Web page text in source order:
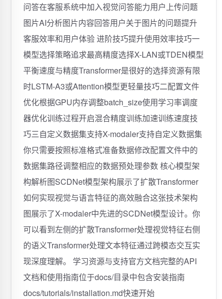
问答在客服系统中加入视觉问答能力用户上传问题
图片AI分析图片内容回答用户关于图片的问题提升
客服效率和用户体验 进阶技巧提升使用效率技巧一
模型选择策略追求最高精度选择X-LAN或TDEN模型
平衡速度与精度Transformer是很好的选择资源有限
时LSTM-A3或Attention模型更轻量技巧二配置文件
优化根据GPU内存调整batch_size使用学习率调度
器优化训练过程开启混合精度训练加速训练速度技
巧三自定义数据集支持X-modaler支持自定义数据集
你只需要按照标准格式准备数据修改配置文件中的
数据集路径调整相应的数据预处理参数️ 核心模型架
构解析图SCDNet模型架构展示了扩散Transformer
如何实现视觉与语言特征的高效融合这张技术架构
图展示了X-modaler中先进的SCDNet模型设计。你
可以看到左侧的扩散Transformer处理视觉特征右侧
的语义Transformer处理文本特征通过跨模态交互实
现深度理解。 学习资源与支持官方文档完整的API
文档和使用指南位于docs/目录中包含安装指南
docs/tutorials/installation.md快速开始